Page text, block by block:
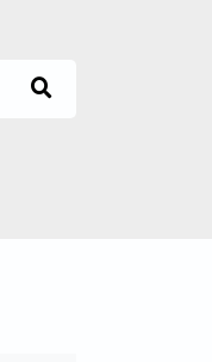
és melyik milyen